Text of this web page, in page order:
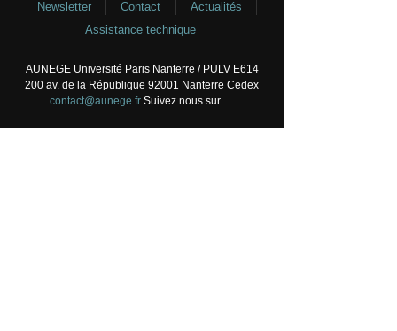
Newsletter
Contact
Actualités
Assistance technique
AUNEGE Université Paris Nanterre / PULV E614
200 av. de la République 92001 Nanterre Cedex
contact@aunege.frSuivez nous sur